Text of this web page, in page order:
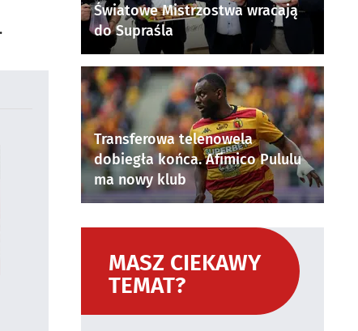
Światowe Mistrzostwa wracają
do Supraśla
Transferowa telenowela
dobiegła końca. Afimico Pululu
ma nowy klub
MASZ CIEKAWY
TEMAT?